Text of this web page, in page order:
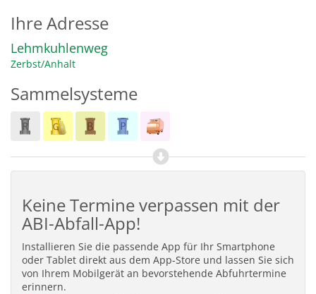
Ihre Adresse
Lehmkuhlenweg
Zerbst/Anhalt
Sammelsysteme
Keine Termine verpassen mit der
ABI-Abfall-App!
Installieren Sie die passende App für Ihr Smartphone
oder Tablet direkt aus dem App-Store und lassen Sie sich
von Ihrem Mobilgerät an bevorstehende Abfuhrtermine
erinnern.